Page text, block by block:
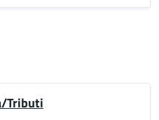
Tributi